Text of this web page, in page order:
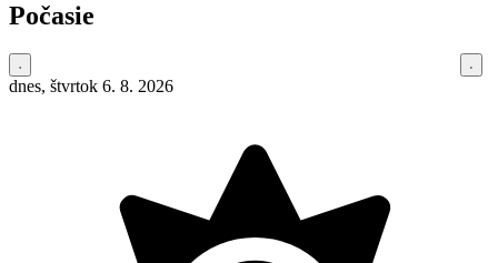
Počasie
dnes, štvrtok 6. 8. 2026